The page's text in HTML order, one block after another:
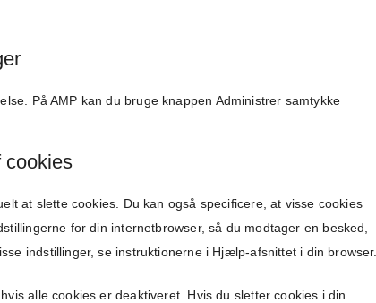
På AMP kan du bruge knappen Administrer samtykke
cookies
at slette cookies. Du kan også specificere, at visse cookies
for din internetbrowser, så du modtager en besked,
indstillinger, se instruktionerne i Hjælp-afsnittet i din browser.
alle cookies er deaktiveret. Hvis du sletter cookies i din